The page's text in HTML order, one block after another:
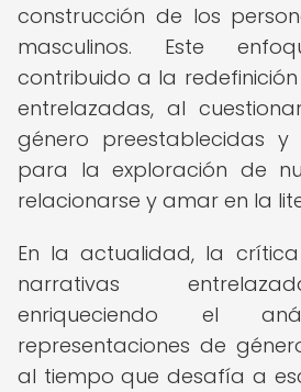
construcción de los
masculinos. Este
contribuido a la
entrelazadas, al
género preestablecidas
para la exploración de
relacionarse y amar en la
En la actualidad, la
narrativas
enriqueciendo el
representaciones de
al tiempo que desafía a